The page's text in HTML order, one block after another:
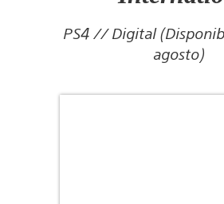
PS4 // Digital
agosto)